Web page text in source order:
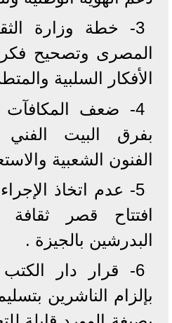
3- خطة وزارة
المصرى وتصحيح
الأفكار السلبية
4- ضعف المكافآت
بفرق البيت
الفنون الشعبية
5- عدم اتخاذ
افتتاح قصر ثقافة
البدرشين بالجيزة .
6- قرار دار الكتب
بإلزام الناشرين